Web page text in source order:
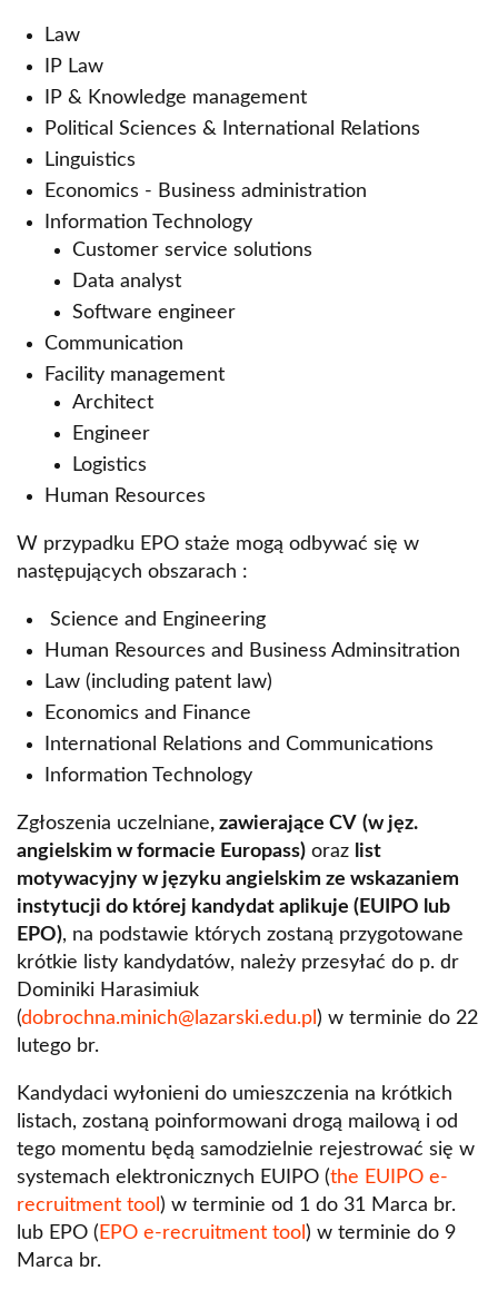
Law
IP Law
IP & Knowledge management
Political Sciences & International Relations
Linguistics
Economics - Business administration
Information Technology
Customer service solutions
Data analyst
Software engineer
Communication
Facility management
Architect
Engineer
Logistics
Human Resources
W przypadku EPO staże mogą odbywać się w
następujących obszarach :
Science and Engineering
Human Resources and Business Adminsitration
Law (including patent law)
Economics and Finance
International Relations and Communications
Information Technology
Zgłoszenia uczelniane, zawierające CV (w jęz.
angielskim w formacie Europass) oraz list
motywacyjny w języku angielskim ze wskazaniem
instytucji do której kandydat aplikuje (EUIPO lub
EPO), na podstawie których zostaną przygotowane
krótkie listy kandydatów, należy przesyłać do p. dr
Dominiki Harasimiuk
(dobrochna.minich@lazarski.edu.pl ) w terminie do 22
lutego br.
Kandydaci wyłonieni do umieszczenia na krótkich
listach, zostaną poinformowani drogą mailową i od
tego momentu będą samodzielnie rejestrować się w
systemach elektronicznych EUIPO (the EUIPO e-
recruitment tool ) w terminie od 1 do 31 Marca br.
lub EPO ( EPO e-recruitment tool ) w terminie do 9
Marca br.